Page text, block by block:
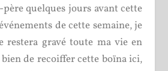
quelques jours avant cette
de cette semaine, je
restera gravé toute ma vie en
de recoiffer cette boïna ici,